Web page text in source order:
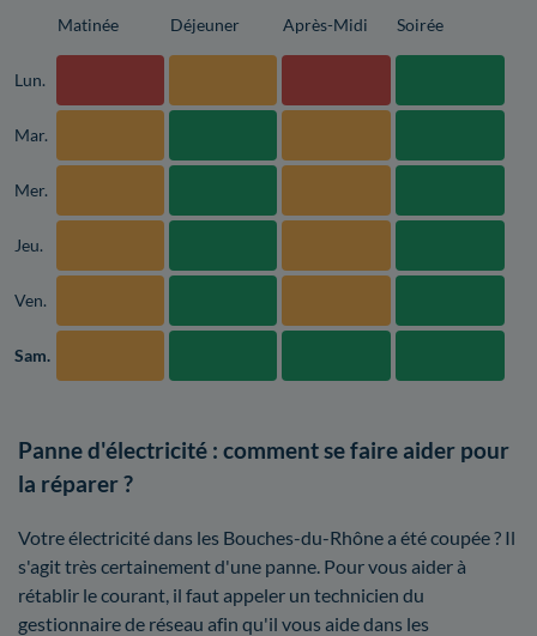
Matinée Déjeuner Après-Midi Soirée
Lun.
Mar.
Mer.
Jeu.
Ven.
Sam.
Panne d'électricité : comment se faire aider pour
la réparer ?
Votre électricité dans les Bouches-du-Rhône a été coupée ? Il
s'agit très certainement d'une panne. Pour vous aider à
rétablir le courant, il faut appeler un technicien du
gestionnaire de réseau afin qu'il vous aide dans les